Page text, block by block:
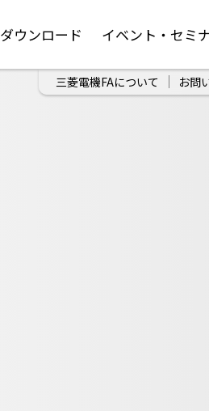
ダウンロード イベント・セミ
三菱電機FAについて お問